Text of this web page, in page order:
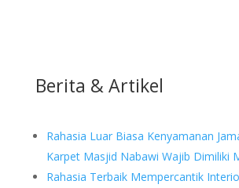
Berita & Artikel
Rahasia Luar Biasa Kenyamanan
Karpet Masjid Nabawi Wajib Dimiliki
Rahasia Terbaik Mempercantik